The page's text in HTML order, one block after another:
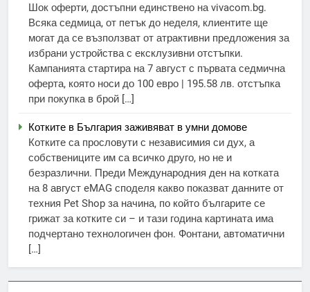
Шок оферти, достъпни единствено на vivacom.bg.
Всяка седмица, от петък до неделя, клиентите ще
могат да се възползват от атрактивни предложения за
избрани устройства с ексклузивни отстъпки.
Кампанията стартира на 7 август с първата седмична
оферта, която носи до 100 евро | 195.58 лв. отстъпка
при покупка в брой […]
Котките в България заживяват в умни домове
Котките са прословути с независимия си дух, а
собствениците им са всичко друго, но не и
безразлични. Преди Международния ден на котката
на 8 август eMAG споделя какво показват данните от
техния Pet Shop за начина, по който българите се
грижат за котките си – и тази година картината има
подчертано технологичен фон. Фонтани, автоматични
[…]